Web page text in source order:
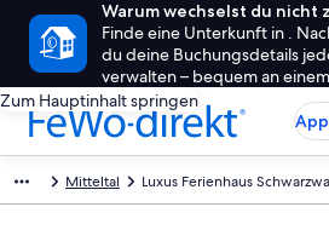
Warum wechselst du nicht
Finde eine Unterkunft in .
du deine Buchungsdetails
verwalten – bequem an
Zum Hauptinhalt springen
Mitteltal Luxus Ferienhaus